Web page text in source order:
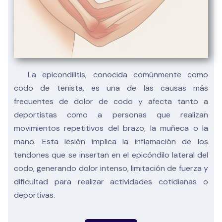
La epicondilitis, conocida comúnmente como
codo de tenista, es una de las causas más
frecuentes de dolor de codo y afecta tanto a
deportistas como a personas que realizan
movimientos repetitivos del brazo, la muñeca o la
mano. Esta lesión implica la inflamación de los
tendones que se insertan en el epicóndilo lateral del
codo, generando dolor intenso, limitación de fuerza y
dificultad para realizar actividades cotidianas o
deportivas.